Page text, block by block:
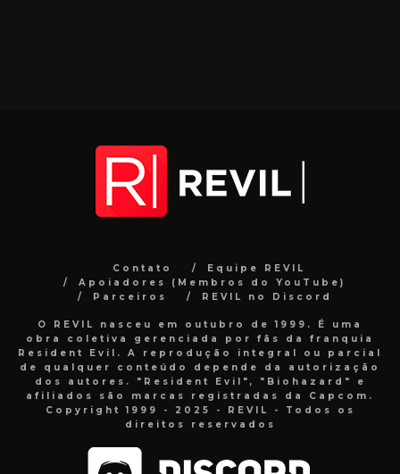
Contato
Equipe REVIL
Apoiadores (Membros do YouTube)
Parceiros
REVIL no Discord
O REVIL nasceu em outubro de 1999. É uma
obra coletiva gerenciada por fãs da franquia
Resident Evil. A reprodução integral ou parcial
de qualquer conteúdo depende da autorização
dos autores. "Resident Evil", "Biohazard" e
afiliados são marcas registradas da Capcom.
Copyright 1999 - 2025 - REVIL - Todos os
direitos reservados